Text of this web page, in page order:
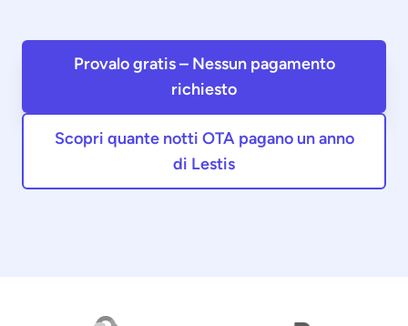
Provalo gratis – Nessun pagamento
richiesto
Scopri quante notti OTA pagano un anno
di Lestis